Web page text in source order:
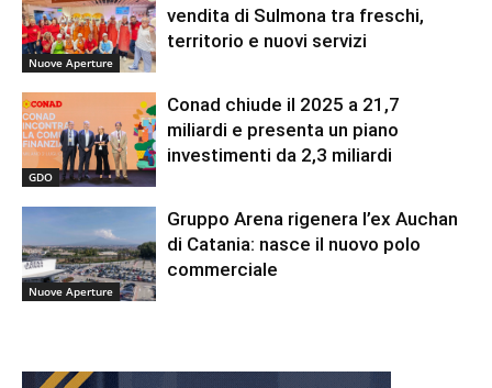
Nuove Aperture
vendita di Sulmona tra freschi,
territorio e nuovi servizi
GDO
Conad chiude il 2025 a 21,7
miliardi e presenta un piano
investimenti da 2,3 miliardi
Nuove Aperture
Gruppo Arena rigenera l’ex Auchan
di Catania: nasce il nuovo polo
commerciale